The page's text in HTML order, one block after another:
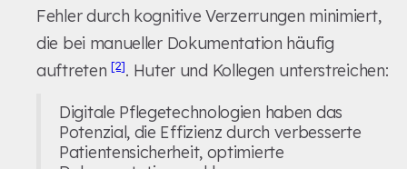
Fehler durch kognitive Verzerrungen minimiert,
die bei manueller Dokumentation häufig
auftreten [2]. Huter und Kollegen unterstreichen:
Digitale Pflegetechnologien haben das
Potenzial, die Effizienz durch verbesserte
Patientensicherheit, optimierte